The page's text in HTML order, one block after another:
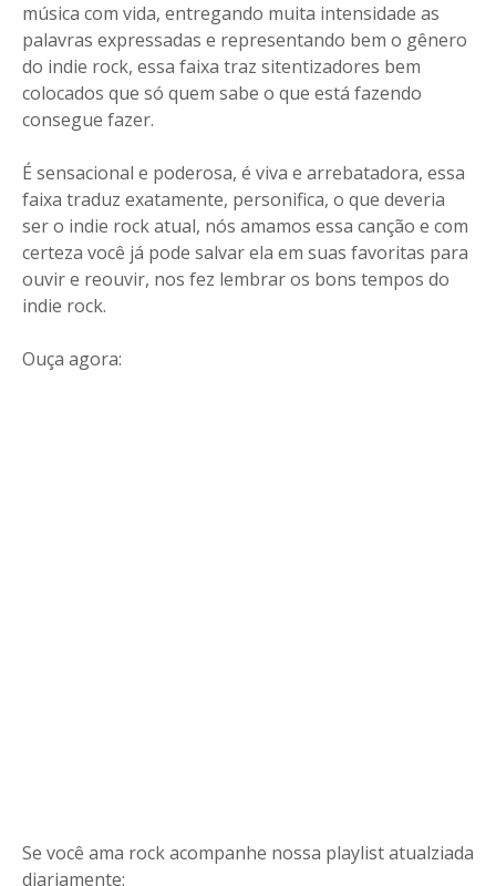
música com vida, entregando muita intensidade as
palavras expressadas e representando bem o gênero
do indie rock, essa faixa traz sitentizadores bem
colocados que só quem sabe o que está fazendo
consegue fazer.
É sensacional e poderosa, é viva e arrebatadora, essa
faixa traduz exatamente, personifica, o que deveria
ser o indie rock atual, nós amamos essa canção e com
certeza você já pode salvar ela em suas favoritas para
ouvir e reouvir, nos fez lembrar os bons tempos do
indie rock.
Ouça agora:
Se você ama rock acompanhe nossa playlist atualziada
diariamente: